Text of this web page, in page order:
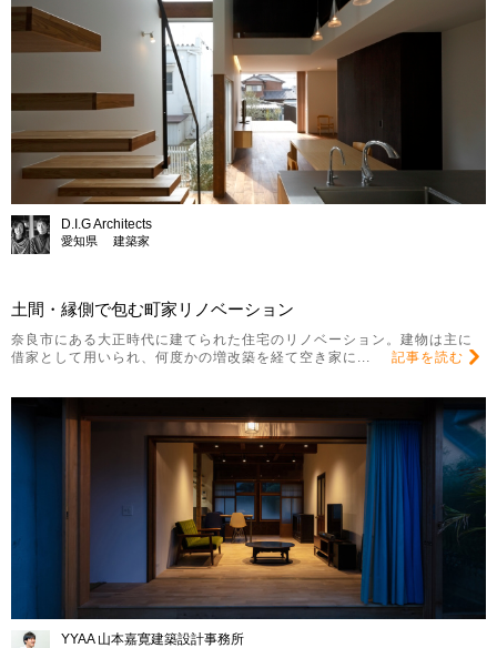
D.I.G Architects
愛知県 建築家
土間・縁側で包む町家リノベーション
奈良市にある大正時代に建てられた住宅のリノベーション。建物は主に
借家として用いられ、何度かの増改築を経て空き家に...
記事を読む
YYAA 山本嘉寛建築設計事務所